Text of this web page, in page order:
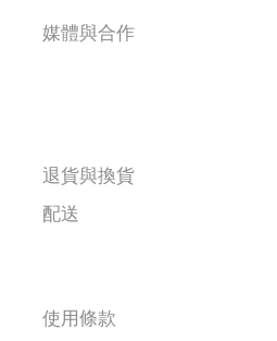
媒體與合作
退貨與換貨
配送
使用條款